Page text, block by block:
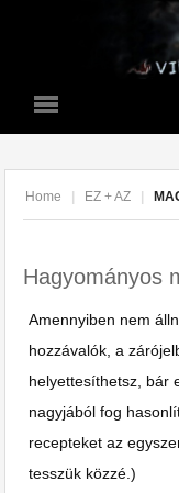
Home | EZ + AZ |
Hagyományos
Amennyiben nem
hozzávalók, a
helyettesíthetsz, bár
nagyjából fog
recepteket az
tesszük közzé.)